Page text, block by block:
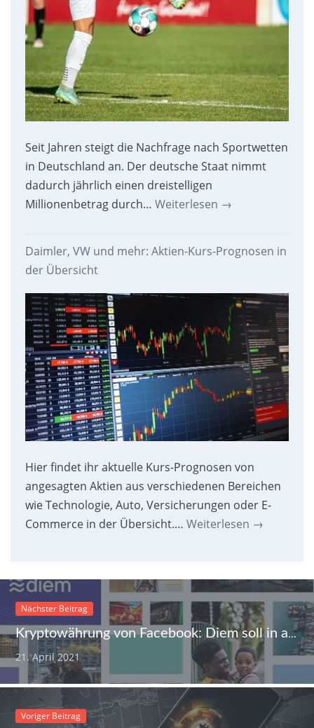
Seit Jahren steigt die Nachfrage nach Sportwetten
in Deutschland an. Der deutsche Staat nimmt
dadurch jährlich einen dreistelligen
Millionenbetrag durch… Weiterlesen →
Daimler, VW und mehr: Aktien-Kurs-Prognosen in
der Übersicht
Hier findet ihr aktuelle Kurs-Prognosen von
angesagten Aktien aus verschiedenen Bereichen
wie Technologie, Auto, Versicherungen oder E-
Commerce in der Übersicht.… Weiterlesen →
Nächster Beitrag
Kryptowährung von Facebook: Diem soll in abgespeckter Form 2021 starten
21. April 2021
Voriger Beitrag